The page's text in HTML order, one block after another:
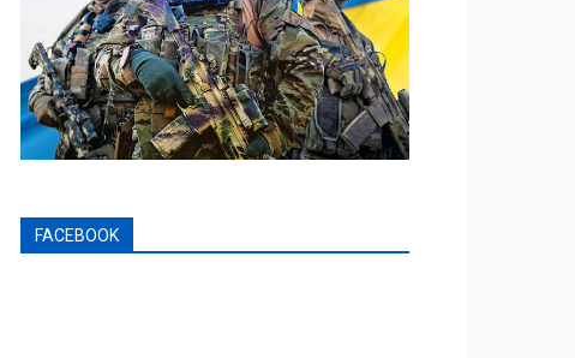
FACEBOOK